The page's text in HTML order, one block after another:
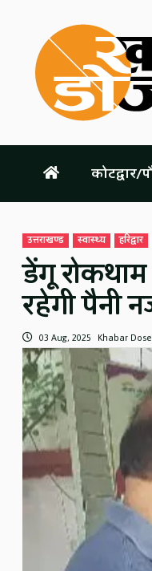
content
कोटद्वार/
उत्तराखण्ड स्वास्थ्य हरिद्वार
डेंगू रोकथाम
रहेगी पैनी
03 Aug, 2025 Khabar